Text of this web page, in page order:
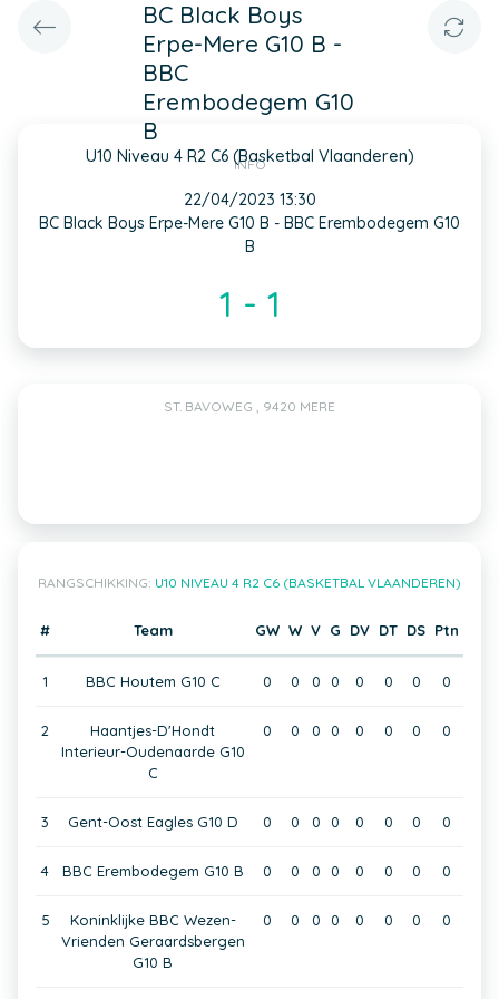
BC Black Boys
Erpe-Mere G10 B -
BBC
Erembodegem G10
B
U10 Niveau 4 R2 C6 (Basketbal Vlaanderen)
INFO
22/04/2023 13:30
BC Black Boys Erpe-Mere G10 B - BBC Erembodegem G10
B
1 - 1
ST. BAVOWEG , 9420 MERE
RANGSCHIKKING: U10 NIVEAU 4 R2 C6 (BASKETBAL VLAANDEREN)
# Team GW W V G DV DT DS Ptn
1 BBC Houtem G10 C 0 0 0 0 0 0 0 0
2
Haantjes-D'Hondt
Interieur-Oudenaarde G10
C
0 0 0 0 0 0 0 0
3 Gent-Oost Eagles G10 D 0 0 0 0 0 0 0 0
4 BBC Erembodegem G10 B 0 0 0 0 0 0 0 0
5
Koninklijke BBC Wezen-
Vrienden Geraardsbergen
G10 B
0 0 0 0 0 0 0 0